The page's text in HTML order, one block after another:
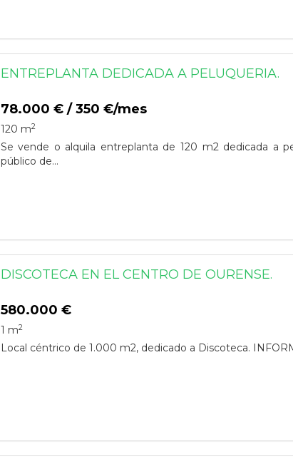
ENTREPLANTA DEDICADA A PELUQUERIA.
78.000 € / 350 €/mes
120 m2
Se vende o alquila entreplanta de 120 m2 dedicada a
público de...
DISCOTECA EN EL CENTRO DE OURENSE.
580.000 €
1 m2
Local céntrico de 1.000 m2, dedicado a Discoteca.